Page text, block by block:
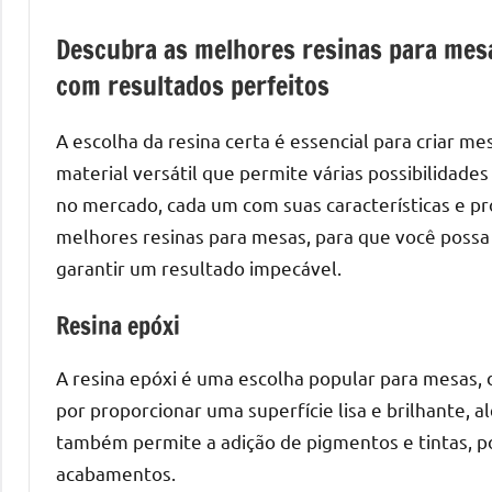
mesas
de
resina
inovadoras
esteja
à
procura
Descubra as melhores resinas para
com resultados perfeitos
A escolha da resina certa é essencial para criar
material versátil que permite várias
no mercado, cada um com suas características e
melhores resinas para mesas, para que você
garantir um resultado impecável.
Resina epóxi
A resina epóxi é uma escolha popular para
por proporcionar uma superfície lisa e brilhante,
também permite a adição de pigmentos e tintas,
acabamentos.